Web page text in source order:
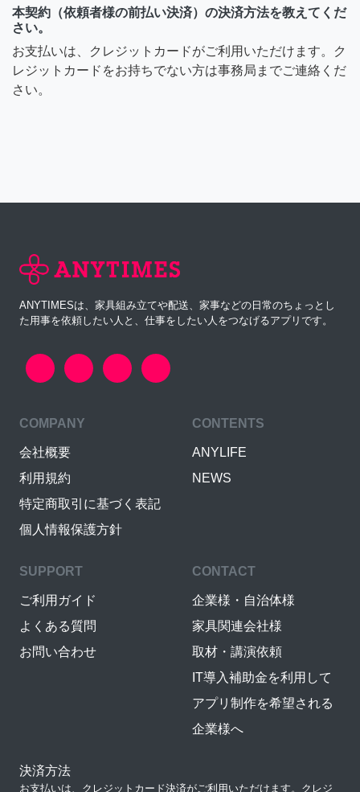
本契約（依頼者様の前払い決済）の決済方法を教えてくだ
さい。
お支払いは、クレジットカードがご利用いただけます。ク
レジットカードをお持ちでない方は事務局までご連絡くだ
さい。
ANYTIMESは、家具組み立てや配送、家事などの日常のちょっとし
た用事を依頼したい人と、仕事をしたい人をつなげるアプリです。
COMPANY
会社概要
利用規約
特定商取引に基づく表記
個人情報保護方針
CONTENTS
ANYLIFE
NEWS
SUPPORT
ご利用ガイド
よくある質問
お問い合わせ
CONTACT
企業様・自治体様
家具関連会社様
取材・講演依頼
IT導入補助金を利用して
アプリ制作を希望される
企業様へ
決済方法
お支払いは、クレジットカード決済がご利用いただけます。クレジ